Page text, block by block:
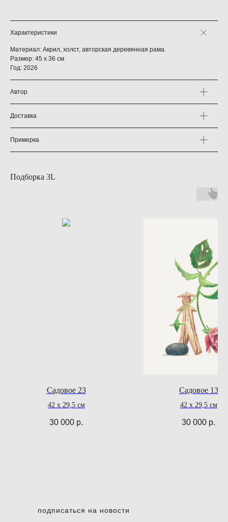
Характеристики
Материал: Акрил, холст, авторская деревянная рама.
Размер: 45 х 36 см
Год: 2026
Автор
Доставка
Примерка
Подборка 3L
Садовое 23
42 х 29,5 см
30 000 р.
Садовое 13
42 х 29,5 см
30 000 р.
подписаться на новости